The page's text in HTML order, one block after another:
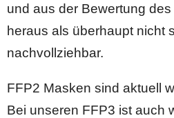
und aus der Bewertung
heraus als überhaupt nicht
nachvollziehbar.
FFP2 Masken sind aktuell
Bei unseren FFP3 ist auch